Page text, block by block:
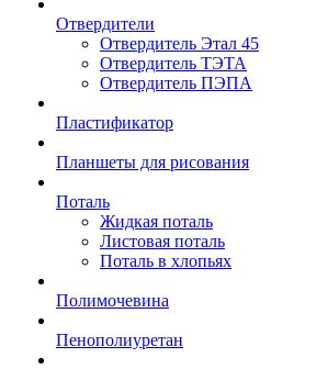
Отвердители
Отвердитель Этал 45
Отвердитель ТЭТА
Отвердитель ПЭПА
Пластификатор
Планшеты для рисования
Поталь
Жидкая поталь
Листовая поталь
Поталь в хлопьях
Полимочевина
Пенополиуретан